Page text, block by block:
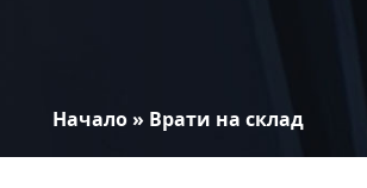
Начало» Врати на склад